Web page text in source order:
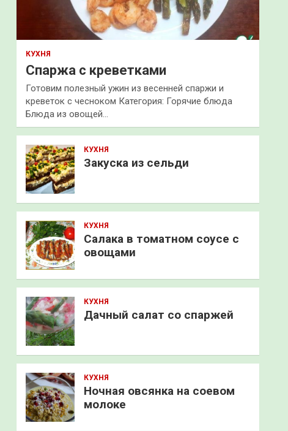
КУХНЯ
Спаржа с креветками
Готовим полезный ужин из весенней спаржи и
креветок с чесноком Категория: Горячие блюда
Блюда из овощей…
КУХНЯ
Закуска из сельди
КУХНЯ
Салака в томатном соусе с
овощами
КУХНЯ
Дачный салат со спаржей
КУХНЯ
Ночная овсянка на соевом
молоке